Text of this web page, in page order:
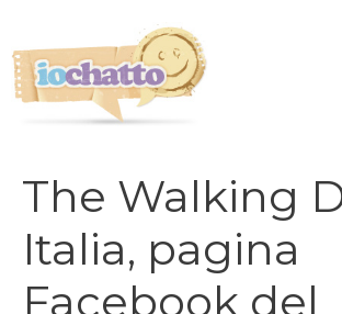
contenuto
The Walking
Italia, pagina
Facebook del